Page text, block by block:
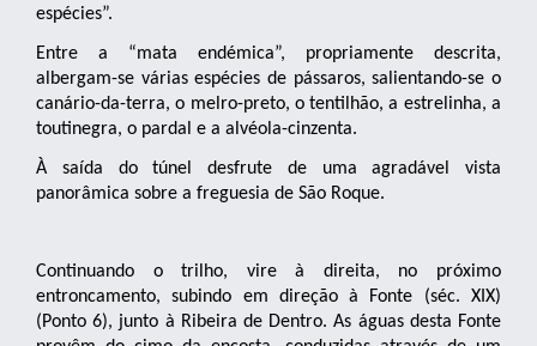
espécies”.
Entre a “mata endémica”, propriamente descrita,
albergam-se várias espécies de pássaros, salientando-se o
canário-da-terra, o melro-preto, o tentilhão, a estrelinha, a
toutinegra, o pardal e a alvéola-cinzenta.
À saída do túnel desfrute de uma agradável vista
panorâmica sobre a freguesia de São Roque.
Continuando o trilho, vire à direita, no próximo
entroncamento, subindo em direção à Fonte (séc. XIX)
(Ponto 6), junto à Ribeira de Dentro. As águas desta Fonte